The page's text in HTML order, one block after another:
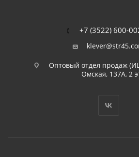
+7 (3522) 600-
Оптовый отдел продаж
Омская, 137А, 2